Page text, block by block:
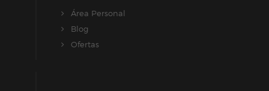
Área Personal
Blog
Ofertas